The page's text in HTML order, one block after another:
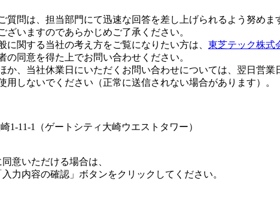
質問は、担当部門にて迅速な回答を差し上げられるよう努め
ざいますのであらかじめご了承ください。
に関する当社の考え方をご覧になりたい方は、 東芝テック株式
の同意を得た上でお問い合わせください。
か、当社休業日にいただくお問い合わせについては、翌日営業
用しないでください（正常に送信されない場合があります）。
1-11-1（ゲートシティ大崎ウエストタワー）
意いただける場合は、
力内容の確認」ボタンをクリックしてください。